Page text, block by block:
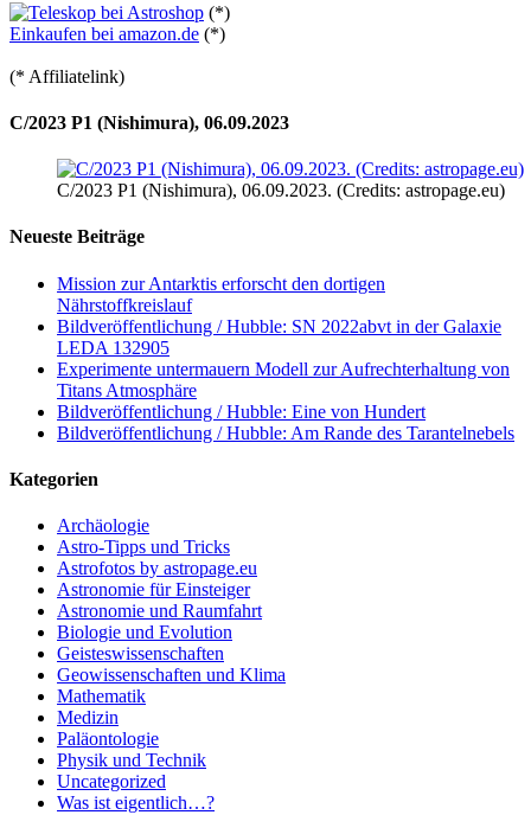
(*)
Einkaufen bei amazon.de (*)
(* Affiliatelink)
C/2023 P1 (Nishimura), 06.09.2023
C/2023 P1 (Nishimura), 06.09.2023. (Credits: astropage.eu)
Neueste Beiträge
Mission zur Antarktis erforscht den dortigen
Nährstoffkreislauf
Bildveröffentlichung / Hubble: SN 2022abvt in der Galaxie
LEDA 132905
Experimente untermauern Modell zur Aufrechterhaltung von
Titans Atmosphäre
Bildveröffentlichung / Hubble: Eine von Hundert
Bildveröffentlichung / Hubble: Am Rande des Tarantelnebels
Kategorien
Archäologie
Astro-Tipps und Tricks
Astrofotos by astropage.eu
Astronomie für Einsteiger
Astronomie und Raumfahrt
Biologie und Evolution
Geisteswissenschaften
Geowissenschaften und Klima
Mathematik
Medizin
Paläontologie
Physik und Technik
Uncategorized
Was ist eigentlich…?